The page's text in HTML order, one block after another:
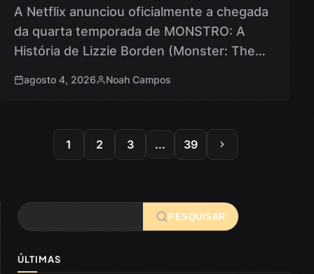
A Netflix anunciou oficialmente a chegada
da quarta temporada de MONSTRO: A
História de Lizzie Borden (Monster: The
17 de setembro. Esta…
agosto 4, 2026 Noah Campos
1 2 3 ... 39
Pesquisar PESQUISAR
ÚLTIMAS